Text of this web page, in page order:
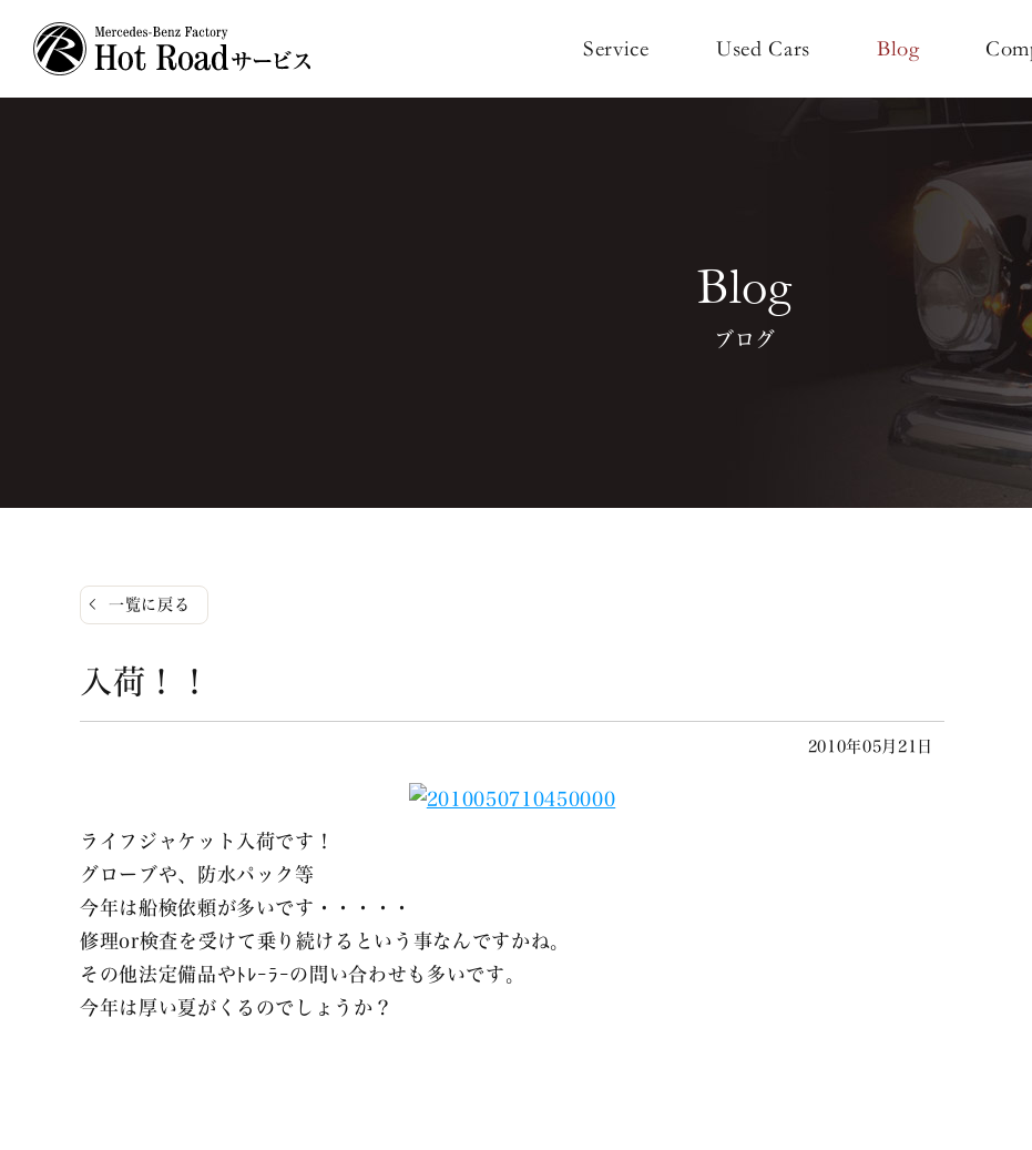
Service Used Cars Blog
Blog
ブログ
一覧に戻る
入荷！！
2010年05月21日
ライフジャケット入荷です！
グローブや、防水パック等
今年は船検依頼が多いです・・・・・
修理or検査を受けて乗り続けるという事なんですかね。
その他法定備品やﾄﾚｰﾗｰの問い合わせも多いです。
今年は厚い夏がくるのでしょうか？